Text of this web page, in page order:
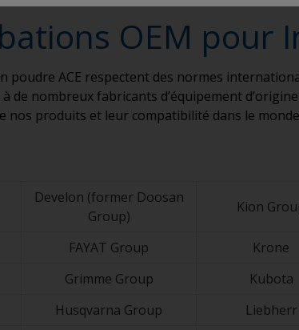
OEM pour
poudre ACE respectent des normes
de nombreux fabricants d’équipement
nos produits et leur compatibilité dans le
Develon (former Doosan
Group)
Kion
FAYAT Group Krone
Grimme Group Kubota
Husqvarna Group Liebherr